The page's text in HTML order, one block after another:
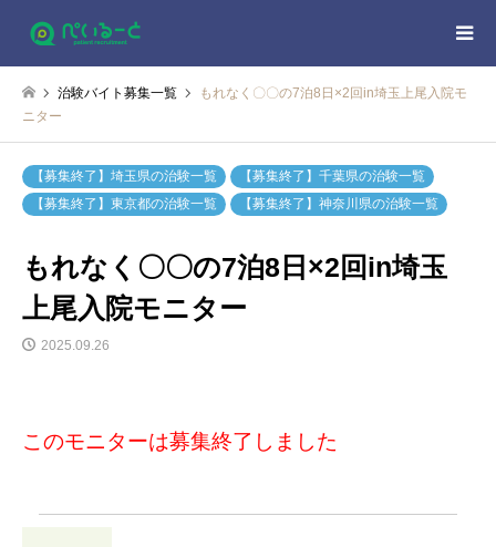
治験バイト募集一覧
もれなく〇〇の7泊8日×2回in埼玉上尾入院モ
ニター
【募集終了】埼玉県の治験一覧
【募集終了】千葉県の治験一覧
【募集終了】東京都の治験一覧
【募集終了】神奈川県の治験一覧
もれなく〇〇の7泊8日×2回in埼玉
上尾入院モニター
2025.09.26
このモニターは募集終了しました